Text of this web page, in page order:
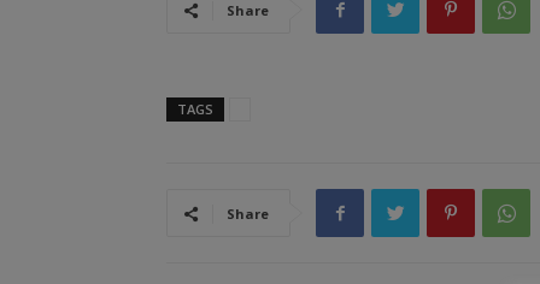
Share
TAGS
Share